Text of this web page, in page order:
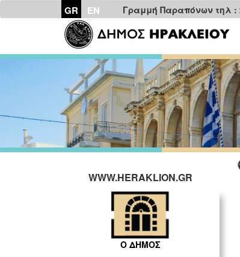
GR EN Γραμμή Παραπόνων τηλ :
WWW.HERAKLION.GR
Ο ΔΗΜΟΣ